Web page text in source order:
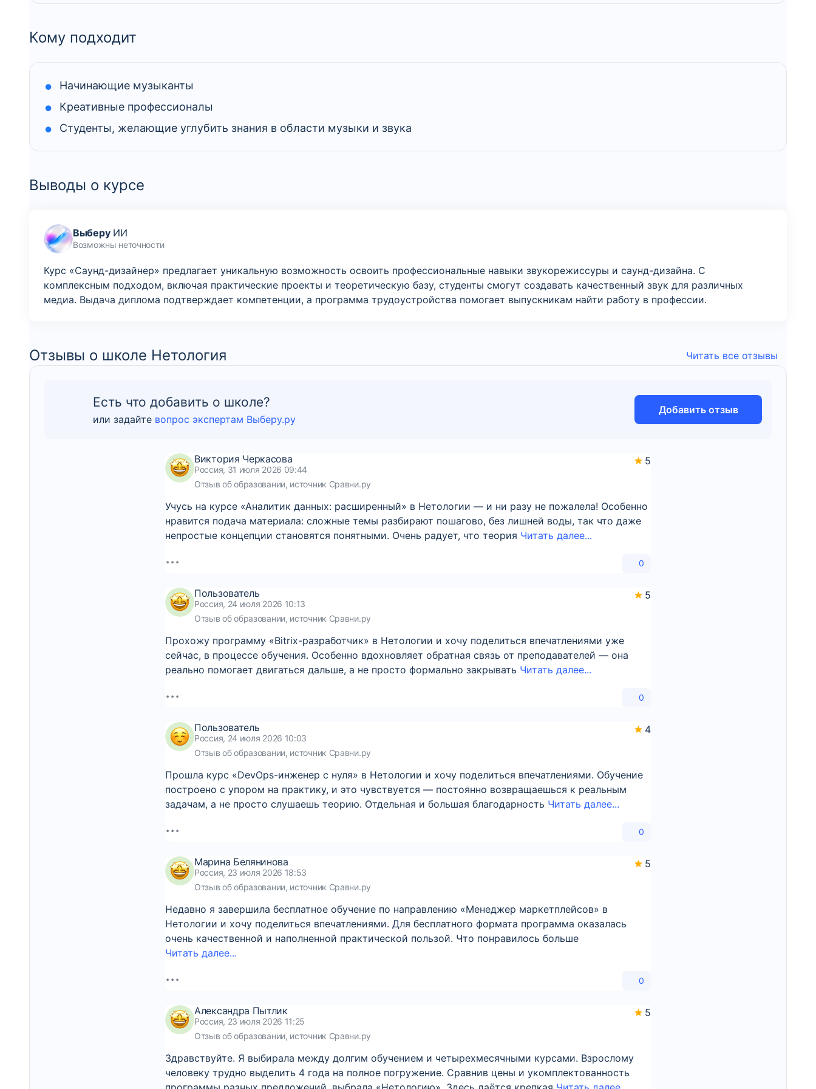
Кому подходит
Начинающие музыканты
Креативные профессионалы
Студенты, желающие углубить знания в области музыки и звука
Выводы о курсе
ВыберуИИ
Возможны неточности
Курс «Саунд-дизайнер» предлагает уникальную возможность освоить профессиональные навыки звукорежиссуры и саунд-дизайна. С
комплексным подходом, включая практические проекты и теоретическую базу, студенты смогут создавать качественный звук для различных
медиа. Выдача диплома подтверждает компетенции, а программа трудоустройства помогает выпускникам найти работу в профессии.
Отзывы о школе Нетология Читать все отзывы
Есть что добавить о школе?
или задайте вопрос экспертам Выберу.ру
Добавить отзыв
5
Виктория Черкасова
Россия, 31 июля 2026 09:44
Отзыв об образовании, источник Сравни.ру
Учусь на курсе «Аналитик данных: расширенный» в Нетологии — и ни разу не пожалела! Особенно
нравится подача материала: сложные темы разбирают пошагово, без лишней воды, так что даже
непростые концепции становятся понятными. Очень радует, что теория Читать далее...
0
5
Пользователь
Россия, 24 июля 2026 10:13
Отзыв об образовании, источник Сравни.ру
Прохожу программу «Bitrix-разработчик» в Нетологии и хочу поделиться впечатлениями уже
сейчас, в процессе обучения. Особенно вдохновляет обратная связь от преподавателей — она
реально помогает двигаться дальше, а не просто формально закрывать Читать далее...
0
4
Пользователь
Россия, 24 июля 2026 10:03
Отзыв об образовании, источник Сравни.ру
Прошла курс «DevOps-инженер с нуля» в Нетологии и хочу поделиться впечатлениями. Обучение
построено с упором на практику, и это чувствуется — постоянно возвращаешься к реальным
задачам, а не просто слушаешь теорию. Отдельная и большая благодарность Читать далее...
0
5
Марина Белянинова
Россия, 23 июля 2026 18:53
Отзыв об образовании, источник Сравни.ру
Недавно я завершила бесплатное обучение по направлению «Менеджер маркетплейсов» в
Нетологии и хочу поделиться впечатлениями. Для бесплатного формата программа оказалась
очень качественной и наполненной практической пользой. Что понравилось больше
Читать далее...
0
5
Александра Пытлик
Россия, 23 июля 2026 11:25
Отзыв об образовании, источник Сравни.ру
Здравствуйте. Я выбирала между долгим обучением и четырехмесячными курсами. Взрослому
человеку трудно выделить 4 года на полное погружение. Сравнив цены и укомплектованность